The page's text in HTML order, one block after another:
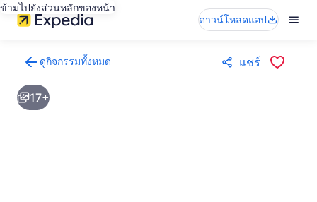
ข้ามไปยังส่วนหลักของหน้า
ดาวน์โหลดแอป
ดูกิจกรรมทั้งหมด
ไป
ยัง
หน้า
แชร์
17+